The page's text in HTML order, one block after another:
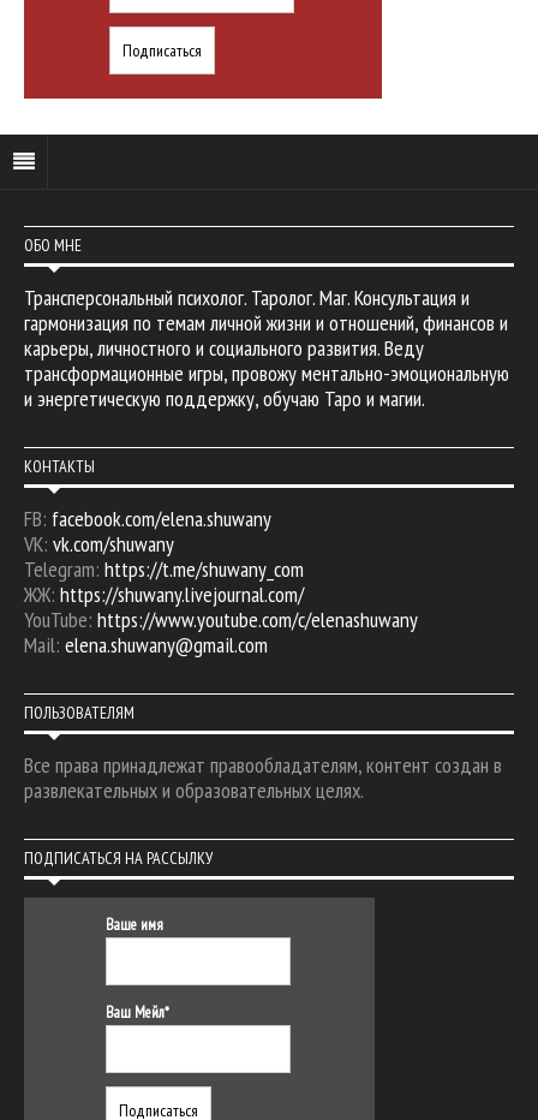
ОБО МНЕ
Трансперсональный психолог. Таролог. Маг. Консультация и
гармонизация по темам личной жизни и отношений, финансов и
карьеры, личностного и социального развития. Веду
трансформационные игры, провожу ментально-эмоциональную
и энергетическую поддержку, обучаю Таро и магии.
КОНТАКТЫ
FB: facebook.com/elena.shuwany
VK: vk.com/shuwany
Telegram: https://t.me/shuwany_com
ЖЖ: https://shuwany.livejournal.com/
YouTube: https://www.youtube.com/c/elenashuwany
Mail: elena.shuwany@gmail.com
ПОЛЬЗОВАТЕЛЯМ
Все права принадлежат правообладателям, контент создан в
развлекательных и образовательных целях.
ПОДПИСАТЬСЯ НА РАССЫЛКУ
Ваше имя
Ваш Мейл*